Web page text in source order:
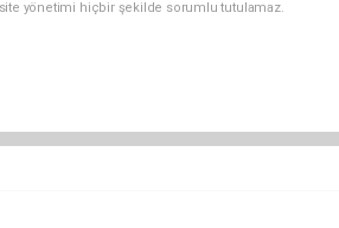
yönetimi hiçbir şekilde sorumlu tutulamaz.